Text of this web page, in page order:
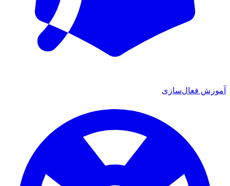
آموزش فعال‌سازی